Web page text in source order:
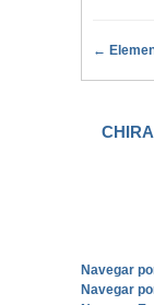
←
Navegar
Navegar